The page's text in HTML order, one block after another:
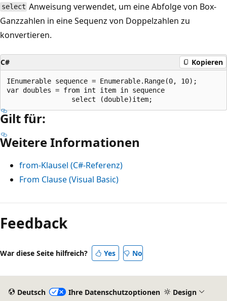
select Anweisung verwendet, um eine Abfolge von Box-
Ganzzahlen in eine Sequenz von Doppelzahlen zu
konvertieren.
C# Kopieren
IEnumerable sequence = Enumerable.Range(0, 10);
var doubles = from int item in sequence
Gilt für:
Weitere Informationen
from-Klausel (C#-Referenz)
From Clause (Visual Basic)
Feedback
War diese Seite hilfreich? Yes No
Deutsch Ihre Datenschutzoptionen Design